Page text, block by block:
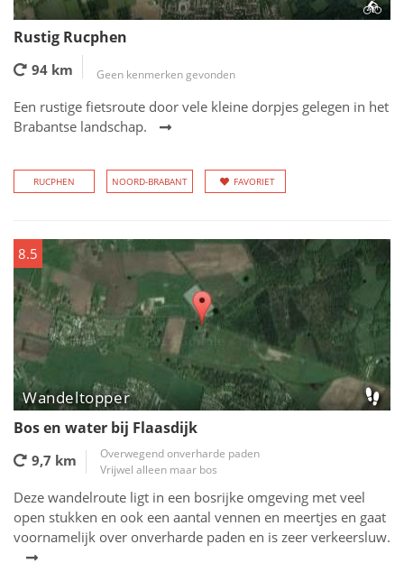
Rustig Rucphen
94 km Geen kenmerken gevonden
Een rustige fietsroute door vele kleine dorpjes gelegen in het
Brabantse landschap.
RUCPHEN NOORD-BRABANT FAVORIET
8.5
Wandeltopper
Bos en water bij Flaasdijk
9,7 km
Overwegend onverharde paden
Vrijwel alleen maar bos
Deze wandelroute ligt in een bosrijke omgeving met veel
open stukken en ook een aantal vennen en meertjes en gaat
voornamelijk over onverharde paden en is zeer verkeersluw.